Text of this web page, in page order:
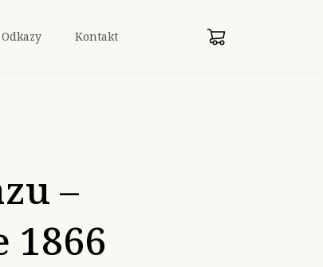
Odkazy Kontakt
–
1866